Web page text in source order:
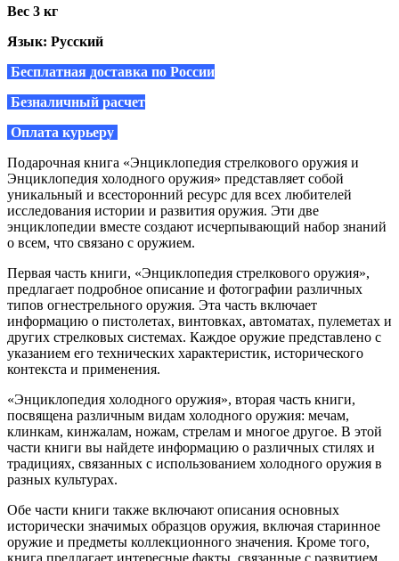
Вес 3 кг
Язык: Русский
Бесплатная доставка по России
Безналичный расчет
Оплата курьеру
Подарочная книга «Энциклопедия стрелкового оружия и
Энциклопедия холодного оружия» представляет собой
уникальный и всесторонний ресурс для всех любителей
исследования истории и развития оружия. Эти две
энциклопедии вместе создают исчерпывающий набор знаний
о всем, что связано с оружием.
Первая часть книги, «Энциклопедия стрелкового оружия»,
предлагает подробное описание и фотографии различных
типов огнестрельного оружия. Эта часть включает
информацию о пистолетах, винтовках, автоматах, пулеметах и
других стрелковых системах. Каждое оружие представлено с
указанием его технических характеристик, исторического
контекста и применения.
«Энциклопедия холодного оружия», вторая часть книги,
посвящена различным видам холодного оружия: мечам,
клинкам, кинжалам, ножам, стрелам и многое другое. В этой
части книги вы найдете информацию о различных стилях и
традициях, связанных с использованием холодного оружия в
разных культурах.
Обе части книги также включают описания основных
исторически значимых образцов оружия, включая старинное
оружие и предметы коллекционного значения. Кроме того,
книга предлагает интересные факты, связанные с развитием